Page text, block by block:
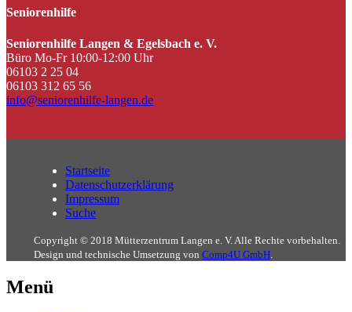
Seniorenhilfe
Seniorenhilfe Langen & Egelsbach e. V.
Büro Mo-Fr 10:00-12:00 Uhr
06103 2 25 04
06103 312 65 56
info@seniorenhilfe-langen.de
Startseite
Datenschutzerklärung
Impressum
Suche
Copyright © 2018 Mütterzentrum Langen e. V. Alle Rechte vorbehalten.
Design und technische Umsetzung von Comp4U GmbH
Menü